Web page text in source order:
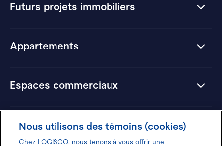
Futurs projets immobiliers
Appartements
Espaces commerciaux
Hôtels
Nous utilisons des témoins (cookies)
Chez LOGISCO, nous tenons à vous offrir une